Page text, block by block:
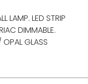
LAMP. LED STRIP
DIMMABLE.
GLASS